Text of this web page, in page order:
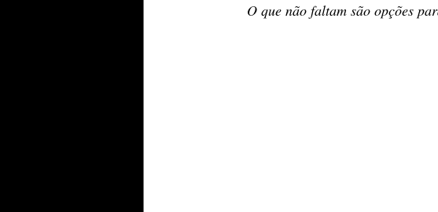
Educação & Tecnologia Esporte & Lazer
O que não faltam são opções